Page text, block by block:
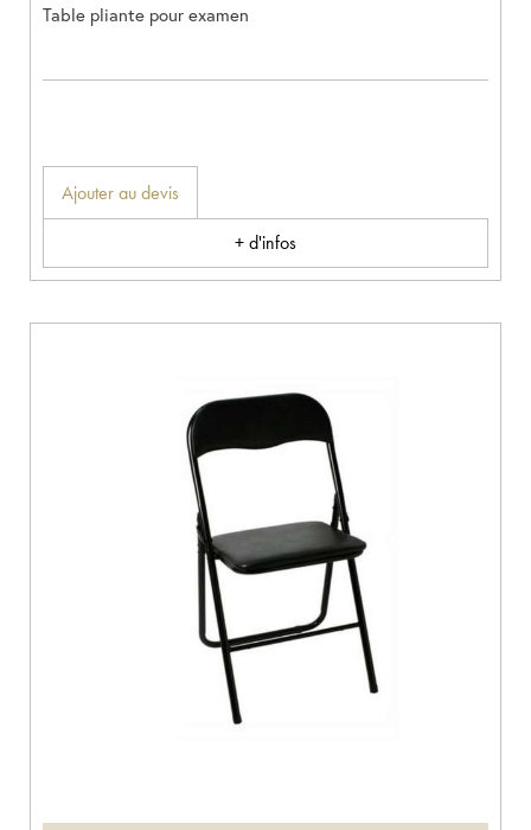
Table pliante pour examen
Ajouter au devis
+ d'infos